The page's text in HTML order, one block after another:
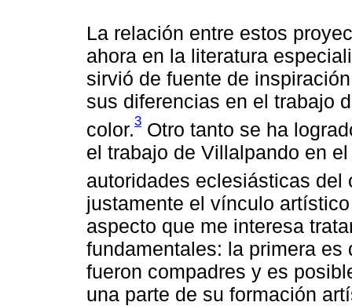
La relación entre estos
ahora en la literatura
sirvió de fuente de
sus diferencias en el trabajo
color.3 Otro tanto se ha
el trabajo de Villalpando en
autoridades eclesiásticas del
justamente el vínculo
aspecto que me interesa
fundamentales: la primera
fueron compadres y es
una parte de su formación